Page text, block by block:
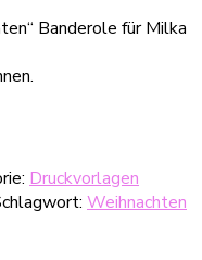
Banderole für Milka
Druckvorlagen
Weihnachten